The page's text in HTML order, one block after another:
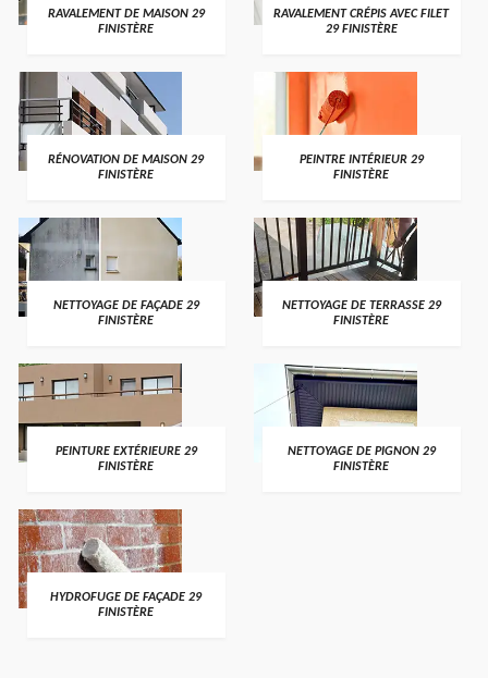
RAVALEMENT DE MAISON 29
FINISTÈRE
RAVALEMENT CRÉPIS AVEC FILET
29 FINISTÈRE
RÉNOVATION DE MAISON 29
FINISTÈRE
PEINTRE INTÉRIEUR 29
FINISTÈRE
NETTOYAGE DE FAÇADE 29
FINISTÈRE
NETTOYAGE DE TERRASSE 29
FINISTÈRE
PEINTURE EXTÉRIEURE 29
FINISTÈRE
NETTOYAGE DE PIGNON 29
FINISTÈRE
HYDROFUGE DE FAÇADE 29
FINISTÈRE